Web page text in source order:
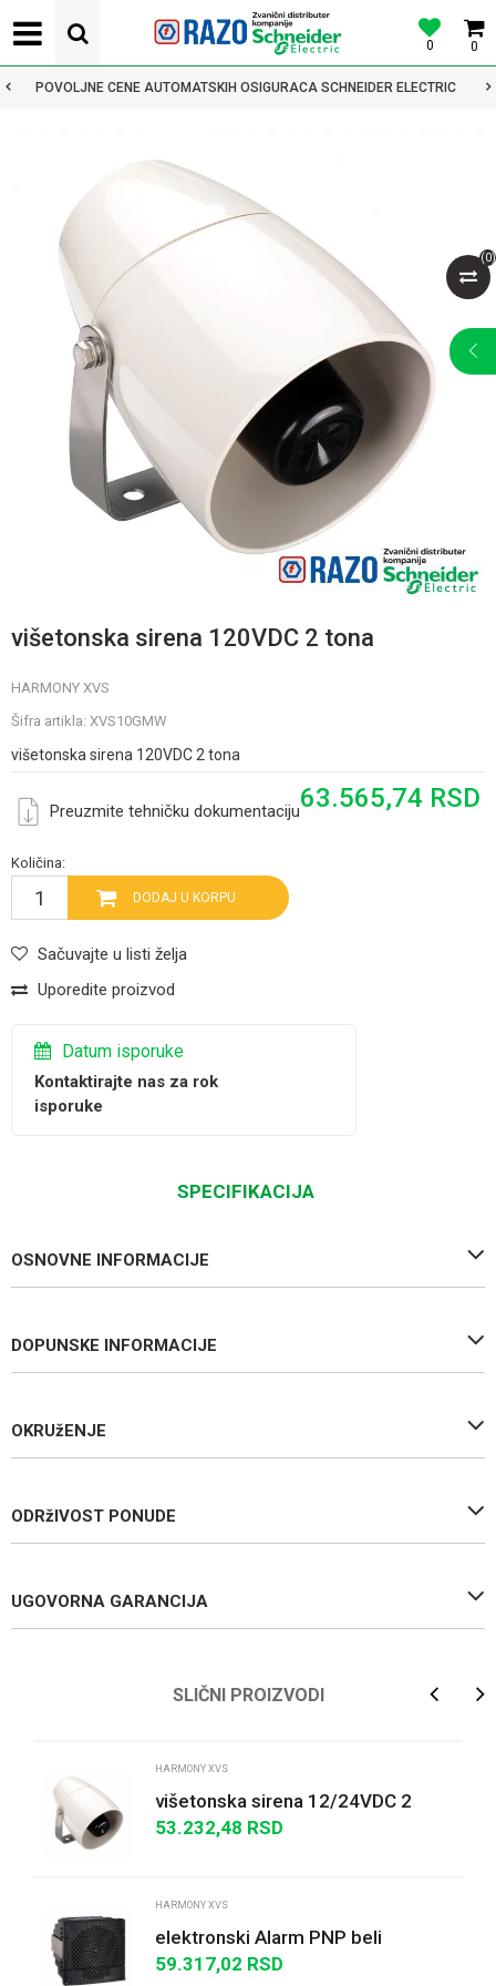
0
0
POVOLJNE CENE AUTOMATSKIH OSIGURACA SCHNEIDER ELECTRIC
(0)
višetonska sirena 120VDC 2 tona
HARMONY XVS
Šifra artikla: XVS10GMW
višetonska sirena 120VDC 2 tona
Preuzmite tehničku dokumentaciju63.565,74 RSD
Količina:
DODAJ U KORPU
Sačuvajte u listi želja
Uporedite proizvod
Datum isporuke
Kontaktirajte nas za rok
isporuke
SPECIFIKACIJA
OSNOVNE INFORMACIJE
DOPUNSKE INFORMACIJE
OKRUžENJE
ODRžIVOST PONUDE
UGOVORNA GARANCIJA
Poruka
SLIČNI PROIZVODI
HARMONY XVS
višetonska sirena 12/24VDC 2
tona
53.232,48 RSD
HARMONY XVS
elektronski Alarm PNP beli
59.317,02 RSD